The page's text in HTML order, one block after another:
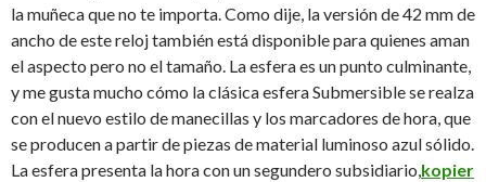
la muñeca que no te importa. Como dije, la versión de 42 mm de
ancho de este reloj también está disponible para quienes aman
el aspecto pero no el tamaño. La esfera es un punto culminante,
y me gusta mucho cómo la clásica esfera Submersible se realza
con el nuevo estilo de manecillas y los marcadores de hora, que
se producen a partir de piezas de material luminoso azul sólido.
La esfera presenta la hora con un segundero subsidiario,kopier